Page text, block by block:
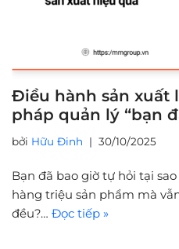
Điều hành sản xuất
pháp quản lý “bạn
bởi Hữu Đinh 30/10/2025
Bạn đã bao giờ tự hỏi tại
hàng triệu sản phẩm mà
đều?… Đọc tiếp »